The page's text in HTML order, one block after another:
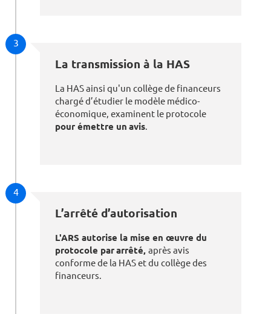
3
La transmission à la HAS
La HAS ainsi qu'un collège de financeurs
chargé d’étudier le modèle médico-
économique, examinent le protocole
pour émettre un avis.
4
L’arrêté d’autorisation
L'ARS autorise la mise en œuvre du
protocole pararrêté, après avis
conforme de la HAS et du collège des
financeurs.